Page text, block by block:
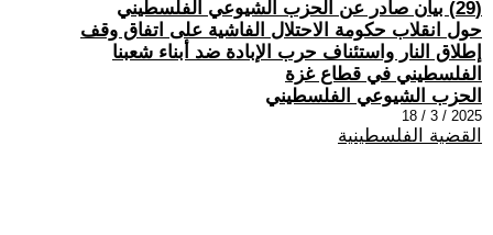
(29) بيان صادر عن الحزب الشيوعي الفلسطيني
حول انقلاب حكومة الاحتلال الفاشية على اتفاق وقف
إطلاق النار واستئناف حرب الإبادة ضد أبناء شعبنا
الفلسطيني في قطاع غزة
الحزب الشيوعي الفلسطيني
2025 / 3 / 18
القضية الفلسطينية